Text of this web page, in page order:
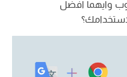
وايهما افضل